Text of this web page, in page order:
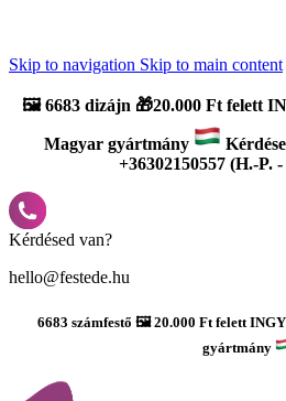
Skip to navigation Skip to main content
🖼️6683 dizájn 🎁20.000 Ft felett
Magyar gyártmány
+36302150557 (H.-P.
Kérdésed van?
hello@festede.hu
6683 számfestő 🖼️ 20.000 Ft felett
gyártmány